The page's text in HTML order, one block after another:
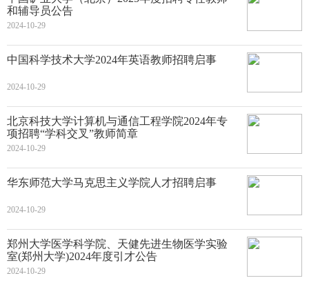
和辅导员公告
2024-10-29
中国科学技术大学2024年英语教师招聘启事
2024-10-29
北京科技大学计算机与通信工程学院2024年专
项招聘“学科交叉”教师简章
2024-10-29
华东师范大学马克思主义学院人才招聘启事
2024-10-29
郑州大学医学科学院、天健先进生物医学实验
室(郑州大学)2024年度引才公告
2024-10-29